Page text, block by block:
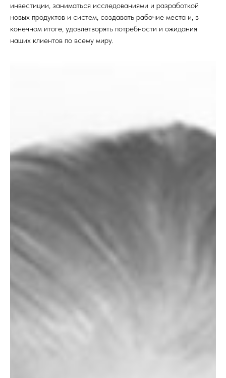
инвестиции, заниматься исследованиями и разработкой
новых продуктов и систем, создавать рабочие места и, в
конечном итоге, удовлетворять потребности и ожидания
наших клиентов по всему миру.